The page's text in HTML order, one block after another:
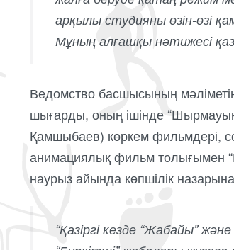
арқылы студияны өзін-өзі
Мұның алғашқы нәтижесі
Ведомство басшысының
шығарды, оның ішінде
Қамшыбаев) көркем фильмдері,
анимациялық фильм толығымен
наурыз айында көпшілік
“Қазіргі кезде “Жабайы”